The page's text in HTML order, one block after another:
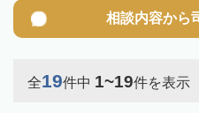
相談内容から
全19件中 1~19件を表示